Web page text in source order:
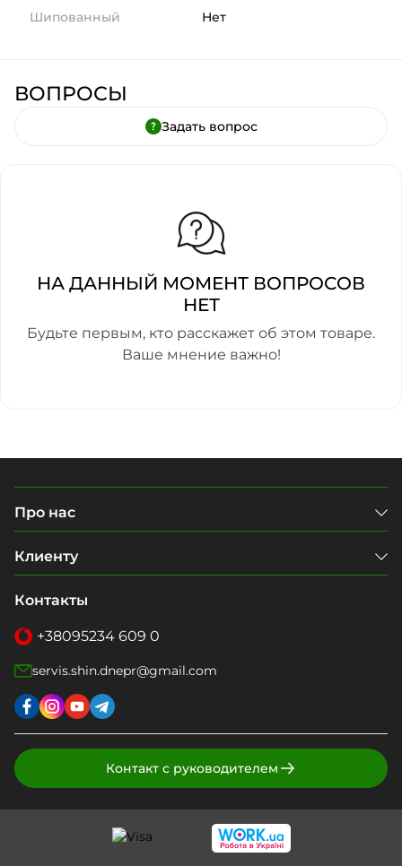
Шипованный Нет
ВОПРОСЫ
Задать вопрос
НА ДАННЫЙ МОМЕНТ ВОПРОСОВ
НЕТ
Будьте первым, кто расскажет об этом товаре.
Ваше мнение важно!
Про нас
Клиенту
Контакты
+38095234 609 0
servis.shin.dnepr@gmail.com
Контакт с руководителем